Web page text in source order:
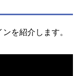
を紹介します。